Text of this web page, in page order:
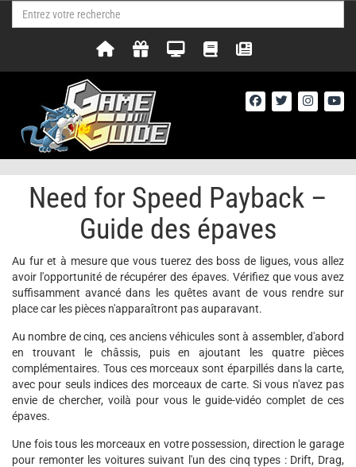
Need for Speed Payback –
Guide des épaves
Au fur et à mesure que vous tuerez des boss de ligues, vous allez
avoir l'opportunité de récupérer des épaves. Vérifiez que vous avez
suffisamment avancé dans les quêtes avant de vous rendre sur
place car les pièces n'apparaîtront pas auparavant.
Au nombre de cinq, ces anciens véhicules sont à assembler, d'abord
en trouvant le châssis, puis en ajoutant les quatre pièces
complémentaires. Tous ces morceaux sont éparpillés dans la carte,
avec pour seuls indices des morceaux de carte. Si vous n'avez pas
envie de chercher, voilà pour vous le guide-vidéo complet de ces
épaves.
Une fois tous les morceaux en votre possession, direction le garage
pour remonter les voitures suivant l'un des cinq types : Drift, Drag,